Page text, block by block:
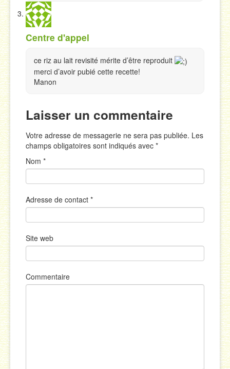
Centre d'appel
ce riz au lait revisité mérite d’être reproduit
merci d’avoir pubié cette recette!
Manon
Laisser un commentaire
Votre adresse de messagerie ne sera pas publiée. Les
champs obligatoires sont indiqués avec *
Nom *
Adresse de contact *
Site web
Commentaire